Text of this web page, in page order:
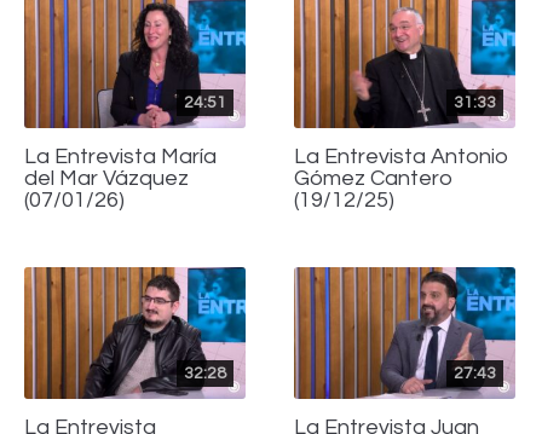
24:51
La Entrevista María
del Mar Vázquez
(07/01/26)
31:33
La Entrevista Antonio
Gómez Cantero
(19/12/25)
32:28
La Entrevista
27:43
La Entrevista Juan